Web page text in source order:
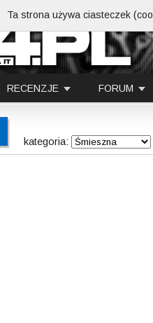
RECENZJE FORUM
kategoria:
Ta strona używa ciasteczek